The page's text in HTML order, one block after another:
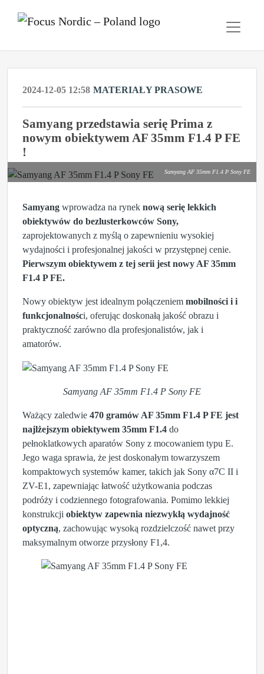
2024-12-05 12:58 MATERIAŁY PRASOWE
Samyang przedstawia serię Prima z
nowym obiektywem AF 35mm F1.4 P FE
!
Samyang AF 35mm F1.4 P Sony FE
Samyang wprowadza na rynek nową serię lekkich
obiektywów do bezlusterkowców Sony,
zaprojektowanych z myślą o zapewnieniu wysokiej
wydajności i profesjonalnej jakości w przystępnej cenie.
Pierwszym obiektywem z tej serii jest nowy AF 35mm
F1.4 P FE.
Nowy obiektyw jest idealnym połączeniem mobilności i i
funkcjonalności, oferując doskonałą jakość obrazu i
praktyczność zarówno dla profesjonalistów, jak i
amatorów.
Samyang AF 35mm F1.4 P Sony FE
Ważący zaledwie 470 gramów AF 35mm F1.4 P FE jest
najlżejszym obiektywem 35mm F1.4 do
pełnoklatkowych aparatów Sony z mocowaniem typu E.
Jego waga sprawia, że jest doskonałym towarzyszem
kompaktowych systemów kamer, takich jak Sony α7C II i
ZV-E1, zapewniając łatwość użytkowania podczas
podróży i codziennego fotografowania. Pomimo lekkiej
konstrukcji obiektyw zapewnia niezwykłą wydajność
optyczną, zachowując wysoką rozdzielczość nawet przy
maksymalnym otworze przysłony F1,4.